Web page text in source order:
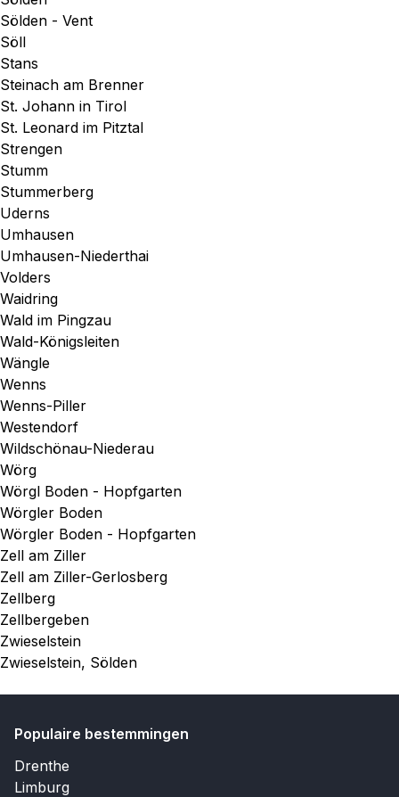
Sölden - Vent
Söll
Stans
Steinach am Brenner
St. Johann in Tirol
St. Leonard im Pitztal
Strengen
Stumm
Stummerberg
Uderns
Umhausen
Umhausen-Niederthai
Volders
Waidring
Wald im Pingzau
Wald-Königsleiten
Wängle
Wenns
Wenns-Piller
Westendorf
Wildschönau-Niederau
Wörg
Wörgl Boden - Hopfgarten
Wörgler Boden
Wörgler Boden - Hopfgarten
Zell am Ziller
Zell am Ziller-Gerlosberg
Zellberg
Zellbergeben
Zwieselstein
Zwieselstein, Sölden
Populaire bestemmingen
Drenthe
Limburg